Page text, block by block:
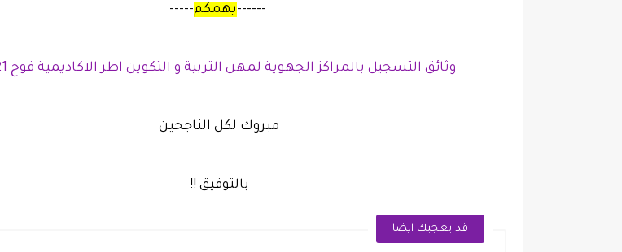
------يهمكم-----
وثائق التسجيل بالمراكز الجهوية لمهن التربية و التكوين اطر الاكاديمية فوح 2021
مبروك لكل الناجحين
بالتوفيق !!
قد يعجبك ايضا